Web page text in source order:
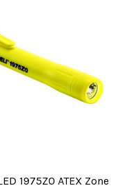
1975Z0 ATEX Zone